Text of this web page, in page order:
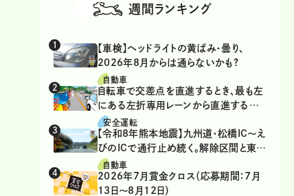
週間ランキング
【車検】ヘッドライトの黄ばみ・曇り、
2026年8月からは通らないかも?
自動車
自転車で交差点を直進するとき、最も左
にある左折専用レーンから直進するの
は、違反？
安全運転
【令和8年熊本地震】九州道・松橋IC～え
びのICで通行止め続く。解除区間と東九
州道の迂回ルート
自動車
2026年7月賞金クロス（応募期間：7月
13日～8月12日）